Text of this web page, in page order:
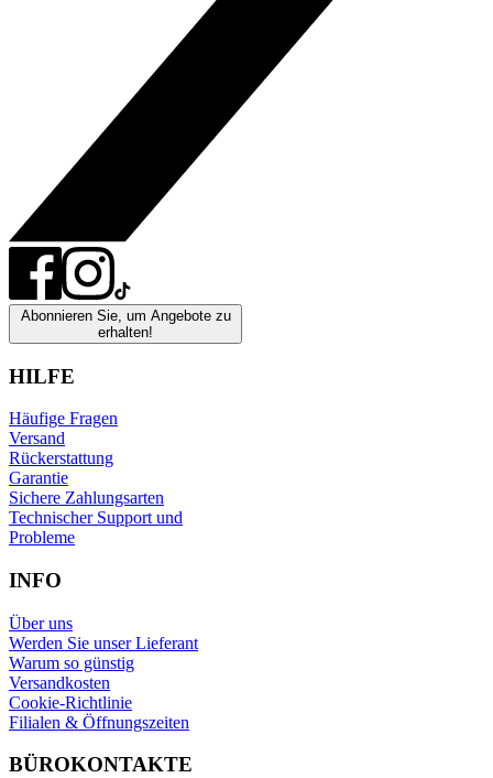
Abonnieren Sie, um Angebote zu
erhalten!
HILFE
Häufige Fragen
Versand
Rückerstattung
Garantie
Sichere Zahlungsarten
Technischer Support und
Probleme
INFO
Über uns
Werden Sie unser Lieferant
Warum so günstig
Versandkosten
Cookie-Richtlinie
Filialen & Öffnungszeiten
BÜROKONTAKTE